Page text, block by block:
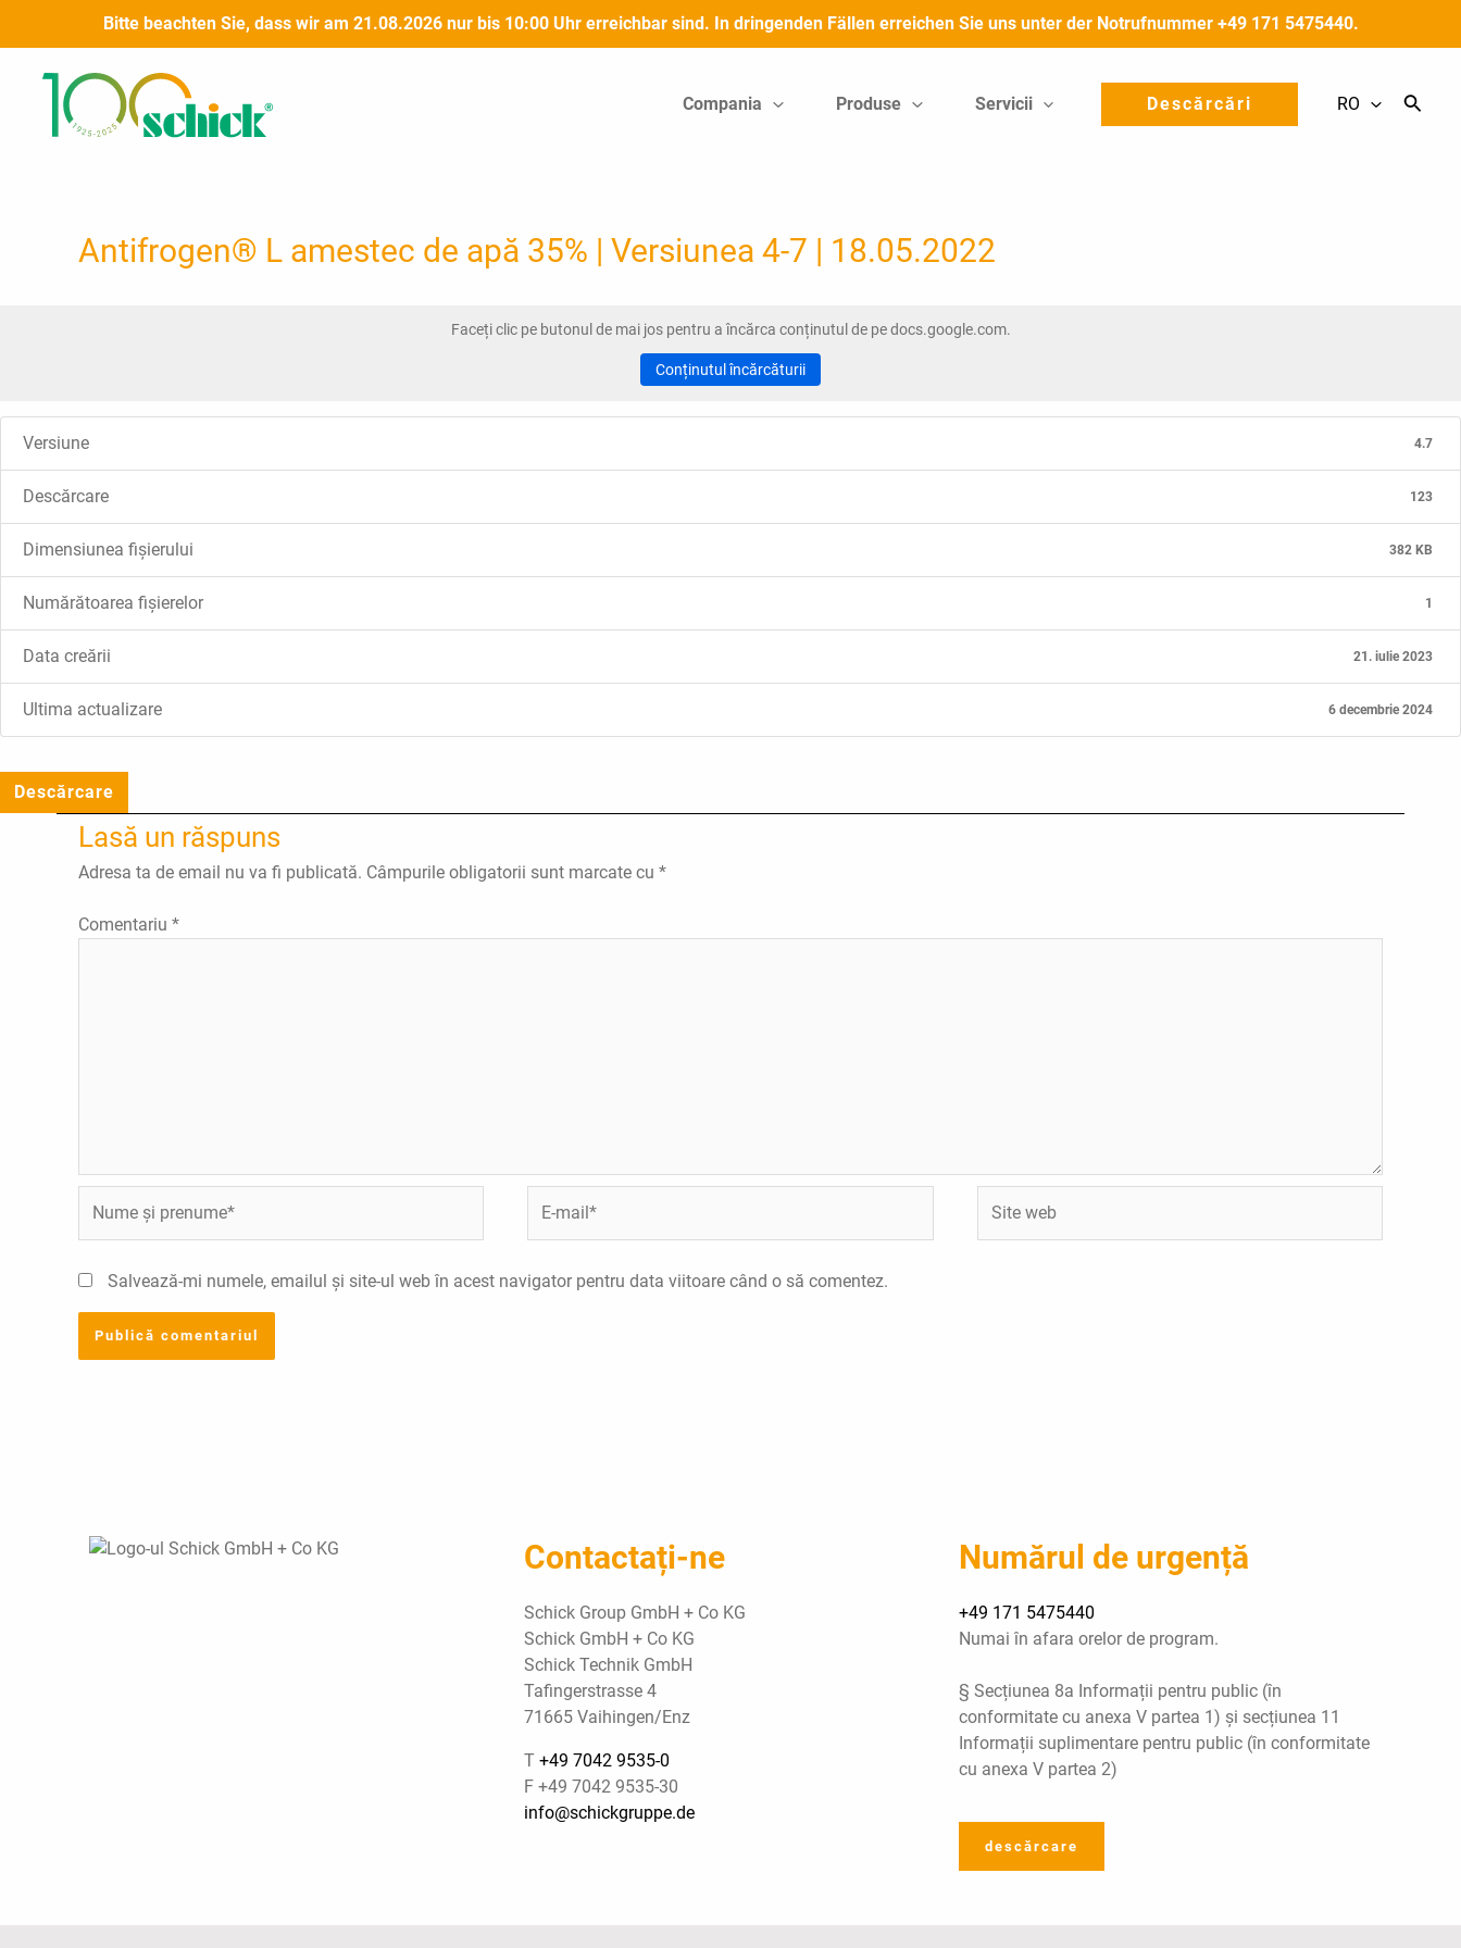
Bitte beachten Sie, dass wir am 21.08.2026 nur bis 10:00 Uhr erreichbar sind. In dringenden Fällen erreichen Sie uns unter der Notrufnummer +49 171 5475440.
Compania
Produse Servicii Descărcări RO
Antifrogen® L amestec de apă 35% | Versiunea 4-7 | 18.05.2022
Faceți clic pe butonul de mai jos pentru a încărca conținutul de pe docs.google.com.
Conținutul încărcăturii
Versiune 4.7
Descărcare 123
Dimensiunea fișierului 382 KB
Numărătoarea fișierelor 1
Data creării 21. iulie 2023
Ultima actualizare 6 decembrie 2024
Descărcare
Lasă un răspuns
Adresa ta de email nu va fi publicată. Câmpurile obligatorii sunt marcate cu *
Comentariu *
mail*
web
Salvează-mi numele, emailul și site-ul web în acest navigator pentru data viitoare când o să comentez.
Contactați-ne
Schick Group GmbH + Co KG
Schick GmbH + Co KG
Schick Technik GmbH
Tafingerstrasse 4
71665 Vaihingen/Enz
T +49 7042 9535-0
F +49 7042 9535-30
info@schickgruppe.de
Numărul de urgență
+49 171 5475440
Numai în afara orelor de program.
§ Secțiunea 8a Informații pentru public (în
conformitate cu anexa V partea 1) și secțiunea 11
Informații suplimentare pentru public (în conformitate
cu anexa V partea 2)
descărcare